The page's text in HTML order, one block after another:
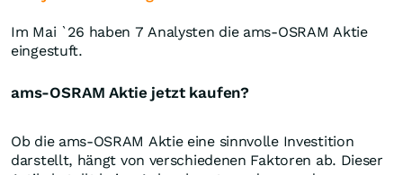
Im Mai `26 haben 7 Analysten die ams-OSRAM Aktie
eingestuft.
ams-OSRAM Aktie jetzt kaufen?
Ob die ams-OSRAM Aktie eine sinnvolle Investition
darstellt, hängt von verschiedenen Faktoren ab. Dieser